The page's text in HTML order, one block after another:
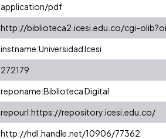
application/pdf
http://biblioteca2.icesi.edu.co/cgi-
instname:Universidad Icesi
272179
reponame:Biblioteca Digital
repourl:https://repository.icesi.edu.co/
http://hdl.handle.net/10906/77362